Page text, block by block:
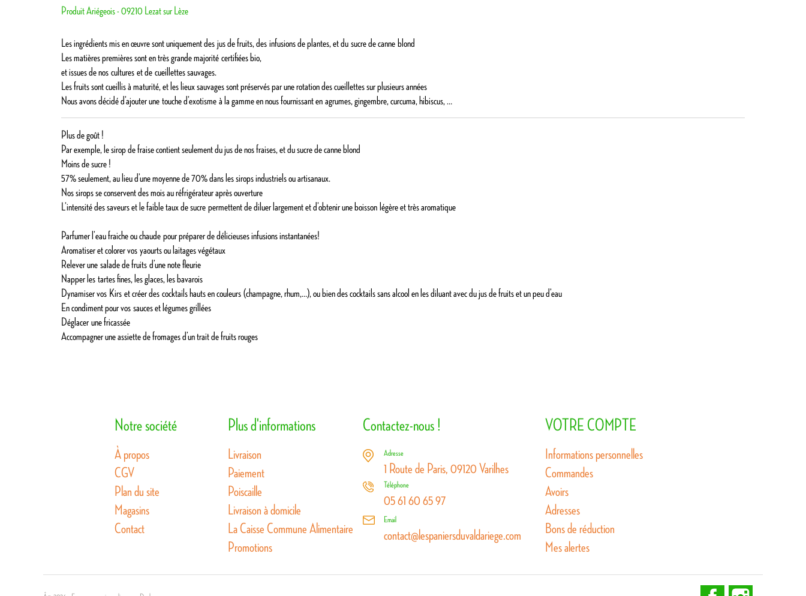
Produit Ariégeois - 09210 Lezat sur Lèze
Les ingrédients mis en œuvre sont uniquement des jus de fruits, des infusions de plantes, et du sucre de canne blond
Les matières premières sont en très grande majorité certifiées bio,
et issues de nos cultures et de cueillettes sauvages.
Les fruits sont cueillis à maturité, et les lieux sauvages sont préservés par une rotation des cueillettes sur plusieurs années
Nous avons décidé d’ajouter une touche d’exotisme à la gamme en nous fournissant en agrumes, gingembre, curcuma, hibiscus, …
Plus de goût !
Par exemple, le sirop de fraise contient seulement du jus de nos fraises, et du sucre de canne blond
Moins de sucre !
57% seulement, au lieu d’une moyenne de 70% dans les sirops industriels ou artisanaux.
Nos sirops se conservent des mois au réfrigérateur après ouverture
L’intensité des saveurs et le faible taux de sucre permettent de diluer largement et d’obtenir une boisson légère et très aromatique
Parfumer l’eau fraiche ou chaude pour préparer de délicieuses infusions instantanées!
Aromatiser et colorer vos yaourts ou laitages végétaux
Relever une salade de fruits d’une note fleurie
Napper les tartes fines, les glaces, les bavarois
Dynamiser vos Kirs et créer des cocktails hauts en couleurs (champagne, rhum,…), ou bien des cocktails sans alcool en les diluant avec du jus de fruits et un peu d’eau
En condiment pour vos sauces et légumes grillées
Déglacer une fricassée
Accompagner une assiette de fromages d’un trait de fruits rouges
Notre société
À propos
CGV
Plan du site
Magasins
Contact
Plus d'informations
Livraison
Paiement
Poiscaille
Livraison à domicile
La Caisse Commune Alimentaire
Promotions
Contactez-nous !
Adresse
1 Route de Paris, 09120 Varilhes
Téléphone
05 61 60 65 97
Email
contact@lespaniersduvaldariege.com
VOTRE COMPTE
Informations personnelles
Commandes
Avoirs
Adresses
Bons de réduction
Mes alertes